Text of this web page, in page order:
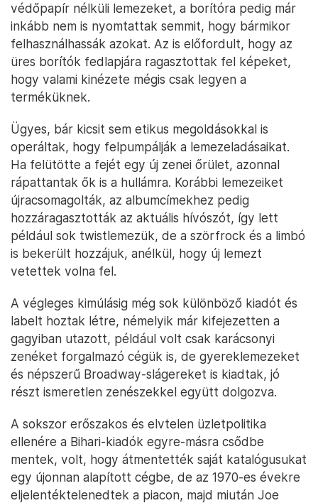
védőpapír nélküli lemezeket, a borítóra pedig már
inkább nem is nyomtattak semmit, hogy bármikor
felhasználhassák azokat. Az is előfordult, hogy az
üres borítók fedlapjára ragasztottak fel képeket,
hogy valami kinézete mégis csak legyen a
terméküknek.
Ügyes, bár kicsit sem etikus megoldásokkal is
operáltak, hogy felpumpálják a lemezeladásaikat.
Ha felütötte a fejét egy új zenei őrület, azonnal
rápattantak ők is a hullámra. Korábbi lemezeiket
újracsomagolták, az albumcímekhez pedig
hozzáragasztották az aktuális hívószót, így lett
például sok twistlemezük, de a szörfrock és a limbó
is bekerült hozzájuk, anélkül, hogy új lemezt
vetettek volna fel.
A végleges kimúlásig még sok különböző kiadót és
labelt hoztak létre, némelyik már kifejezetten a
gagyiban utazott, például volt csak karácsonyi
zenéket forgalmazó cégük is, de gyereklemezeket
és népszerű Broadway-slágereket is kiadtak, jó
részt ismeretlen zenészekkel együtt dolgozva.
A sokszor erőszakos és elvtelen üzletpolitika
ellenére a Bihari-kiadók egyre-másra csődbe
mentek, volt, hogy átmentették saját katalógusukat
egy újonnan alapított cégbe, de az 1970-es évekre
eljelentéktelenedtek a piacon, majd miután Joe